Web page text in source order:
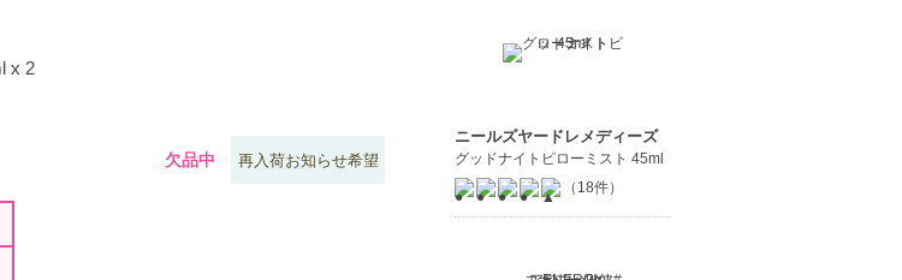
x 2
欠品中 再入荷お知らせ希望
ニールズヤードレメディーズ
グッドナイトピローミスト 45ml
（18件）